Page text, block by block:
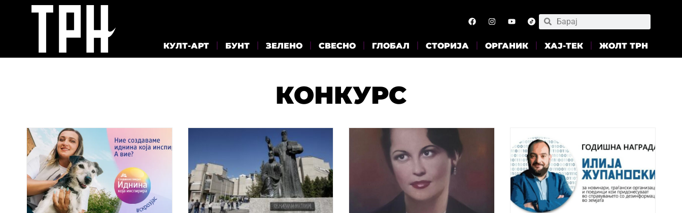
КУЛТ-АРТ БУНТ ЗЕЛЕНО СВЕСНО ГЛОБАЛ СТОРИЈА ОРГАНИК ХАЈ-ТЕК ЖОЛТ ТРН
КОНКУРС